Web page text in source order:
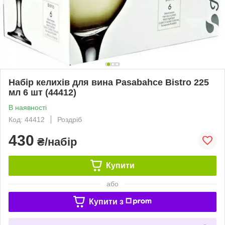
Набір келихів для вина Pasabahce Bistro 225
мл 6 шт (44412)
В наявності
Код: 44412
Роздріб
430 ₴/набір
Купити
або
Купити з